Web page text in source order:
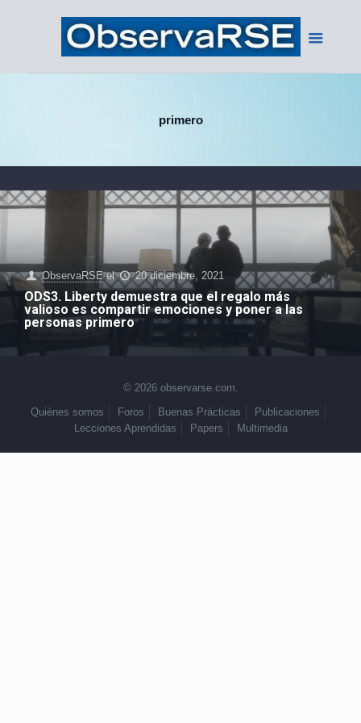
primero
ObservaRSE el 20 diciembre, 2021
ODS3. Liberty demuestra que el regalo más
valioso es compartir emociones y poner a las
personas primero
© 2026 observarse.com.
Quiénes somos
Foros Buenas Prácticas
Publicaciones
Lecciones Aprendidas
Papers Multimedia